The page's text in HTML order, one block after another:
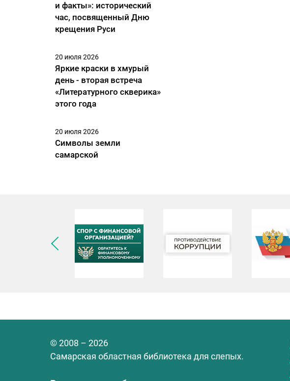
и факты»: исторический
час, посвященный Дню
крещения Руси
20 июля 2026
Яркие краски в хмурый
день - вторая встреча
«Литературного скверика»
этого года
20 июля 2026
Символы земли
самарской
© 2008 – 2026
Самарская областная библиотека для слепых.